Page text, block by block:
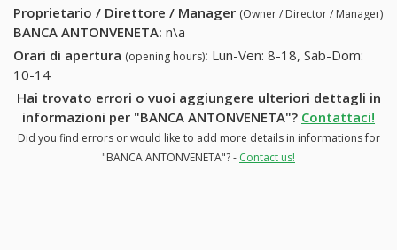
Proprietario / Direttore / Manager (Owner / Director / Manager)
BANCA ANTONVENETA: n\a
Orari di apertura (opening hours): Lun-Ven: 8-18, Sab-Dom:
10-14
Hai trovato errori o vuoi aggiungere ulteriori dettagli in
informazioni per "BANCA ANTONVENETA"? Contattaci!
Did you find errors or would like to add more details in informations for
"BANCA ANTONVENETA"? - Contact us!